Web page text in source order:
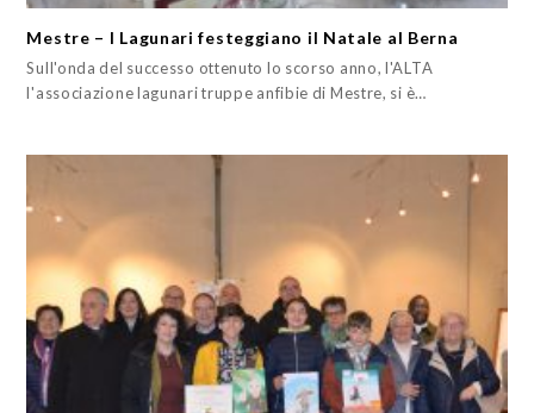
Mestre – I Lagunari festeggiano il Natale al Berna
Sull'onda del successo ottenuto lo scorso anno, l'ALTA
l'associazione lagunari truppe anfibie di Mestre, si è…